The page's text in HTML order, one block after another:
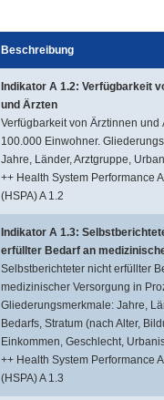
Beschreibung
Indikator A 1.2: Verfügbarkeit
und Ärzten
Verfügbarkeit von Ärztinnen und
100.000 Einwohner.
Jahre, Länder, Arztgruppe,
++ Health System Performance
(HSPA) A 1.2
Indikator A 1.3:
erfüllter Bedarf an
Selbstberichteter nicht erfüllter
medizinischer Versorgung in
Gliederungsmerkmale: Jahre,
Bedarfs, Stratum (nach Alter,
Einkommen, Geschlecht,
++ Health System Performance
(HSPA) A 1.3